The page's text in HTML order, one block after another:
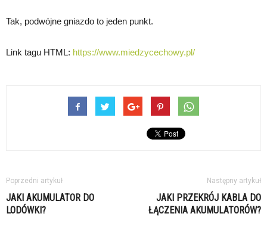
Tak, podwójne gniazdo to jeden punkt.
Link tagu HTML: https://www.miedzycechowy.pl/
Poprzedni artykuł
JAKI AKUMULATOR DO
LODÓWKI?
Następny artykuł
JAKI PRZEKRÓJ KABLA DO
ŁĄCZENIA AKUMULATORÓW?